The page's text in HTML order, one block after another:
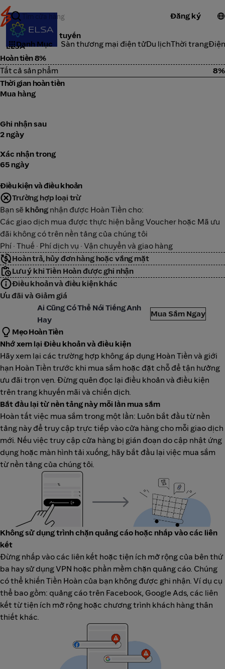
Đăng ký
Danh Mục Sàn thương mại điện tửDu lịchThời trang
Khóa học trực tuyến
ELSA
Hoàn tiền 8%
Tất cả sản phẩm
8%
Thời gian hoàn tiền
Mua hàng
Ghi nhận sau
2 ngày
Xác nhận trong
65 ngày
Điều kiện và điều khoản
Trường hợp loại trừ
Bạn sẽ không nhận được Hoàn Tiền cho:
Các giao dịch mua được thực hiện bằng Voucher hoặc Mã ưu
đãi không có trên nền tảng của chúng tôi
Phí · Thuế · Phí dịch vụ · Vận chuyển và giao hàng
Hoàn trả, hủy đơn hàng hoặc vắng mặt
Lưu ý khi Tiền Hoàn được ghi nhận
Điều khoản và điều kiện khác
Ưu đãi và Giảm giá
Ai Cũng Có Thể Nói Tiếng Anh
Hay
Mua Sắm Ngay
Mẹo Hoàn Tiền
Nhớ xem lại Điều khoản và điều kiện
Hãy xem lại các trường hợp không áp dụng Hoàn Tiền và giới
hạn Hoàn Tiền trước khi mua sắm hoặc đặt chỗ để tận hưởng
ưu đãi trọn vẹn. Đừng quên đọc lại điều khoản và điều kiện
trên trang khuyến mãi và chiến dịch.
Bắt đầu lại từ nền tảng này mỗi lần mua sắm
Hoàn tất việc mua sắm trong một lần: Luôn bắt đầu từ nền
tảng này để truy cập trực tiếp vào cửa hàng cho mỗi giao dịch
mới. Nếu việc truy cập cửa hàng bị gián đoạn do cập nhật ứng
dụng hoặc màn hình tải xuống, hãy bắt đầu lại việc mua sắm
từ nền tảng của chúng tôi.
Không sử dụng trình chặn quảng cáo hoặc nhấp vào các liên
kết
Đừng nhấp vào các liên kết hoặc tiện ích mở rộng của bên thứ
ba hay sử dụng VPN hoặc phần mềm chặn quảng cáo. Chúng
có thể khiến Tiền Hoàn của bạn không được ghi nhận. Ví dụ cụ
thể bao gồm: quảng cáo trên Facebook, Google Ads, các liên
kết từ tiện ích mở rộng hoặc chương trình khách hàng thân
thiết khác.